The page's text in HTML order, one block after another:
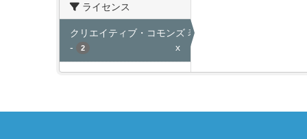
ライセンス
クリエイティブ・コモンズ 表示
-
2 x